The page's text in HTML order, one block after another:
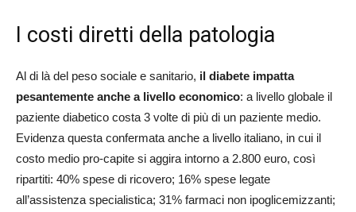
I costi diretti della patologia
Al di là del peso sociale e sanitario, il diabete impatta
pesantemente anche a livello economico: a livello globale il
paziente diabetico costa 3 volte di più di un paziente medio.
Evidenza questa confermata anche a livello italiano, in cui il
costo medio pro-capite si aggira intorno a 2.800 euro, così
ripartiti: 40% spese di ricovero; 16% spese legate
all’assistenza specialistica; 31% farmaci non ipoglicemizzanti;